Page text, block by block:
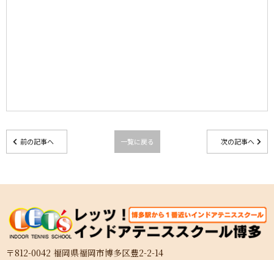
前の記事へ 一覧に戻る 次の記事へ
〒812-0042 福岡県福岡市博多区豊2-2-14